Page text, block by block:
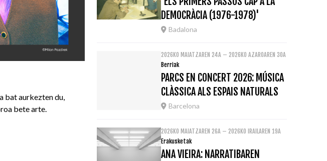
bat aurkezten du,
bete arte.
DEMOCRÀCIA (1976-1978)'
Badalona
2026KO MAIATZAREN 24A – 2026KO AZAROAREN 30A
Berriak
PARCS EN CONCERT 2026: MÚSICA
CLÀSSICA ALS ESPAIS NATURALS
Barcelona
2026KO MAIATZAREN 26A – 2026KO IRAILAREN 19A
Erakusketak
ANA VIEIRA: NARRATIBAREN